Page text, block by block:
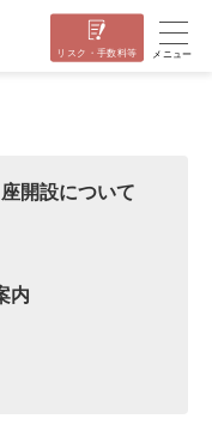
リスク・手数料等 メニュー
開設について
内